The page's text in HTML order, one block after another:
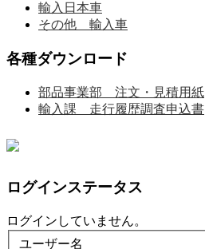
輸入日本車
その他 輸入車
各種ダウンロード
部品事業部 注文・見積用紙
輸入課 走行履歴調査申込書
ログインステータス
ログインしていません。
ユーザー名